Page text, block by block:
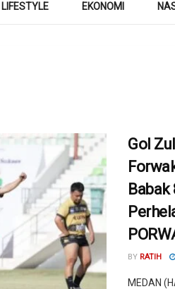
LIFESTYLE EKONOMI
Gol
Babak
BY RATIH
MEDAN